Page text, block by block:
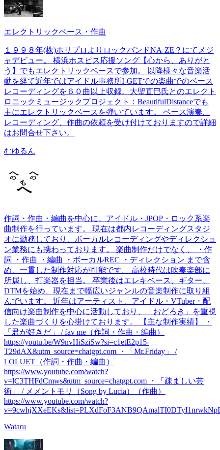
エレクトリックベース・作曲
１９９８年(株)ホリプロよりロックバンドNA-ZE？にてメジ
ャデビュー。 横浜ホスピス応援ソング【心から、ありがと
う】でもエレクトリックベースで参加。 以降様々な音楽活
動を経て近年ではアイドル事務所I-GETでの楽曲でのベース
レコーディングを６０曲以上収録。大聖直巳氏とのエレクト
ロニックミュージックプロジェクト：BeautifulDistanceでも
主にエレクトリックベースを弾いています。 ベース演奏、
レコーディング、作曲の依頼を受け付けておりますので詳細
はお問合せ下さい。
むゆるん
作詞・作曲・編曲を中心に、アイドル・JPOP・ロック系楽
曲制作を行っています。 現在は都内レコーディングスタジ
オに勤務しており、ボーカルレコーディングやディレクショ
ン業務にも携わっております。 楽曲制作だけでなく、 ・作
詞 ・作曲 ・編曲 ・ボーカルREC ・ディレクション まで含
め、一貫した制作対応が可能です。 高校時代は吹奏楽部に
所属し、打楽器を担当。 卒業後はエレキベース、ギター、
DTMを始め、現在まで幅広いジャンルの音楽制作に取り組
んでいます。 近年はアーティスト、アイドル・VTuber・配
信向け楽曲制作を中心に活動しており、「おどろき」を重視
した楽曲づくりを心掛けております。 【主な制作実績】 ・
「君が好きだ」 / fav me（作詞・作曲・編曲）
https://youtu.be/W9nvHiSziSw?si=c1etE2p15-
T29dAX&utm_source=chatgpt.com ・「Mr.Friday」 /
LOLUET（作詞・作曲・編曲）
https://www.youtube.com/watch?
v=lC3THFdCmws&utm_source=chatgpt.com ・「疎ましい芸
術」 / メメントモリ（Song by Lucia）（作曲）
https://www.youtube.com/watch?
Wataru